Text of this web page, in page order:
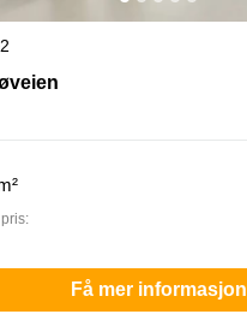
43, Oslo
Få mer informasjon